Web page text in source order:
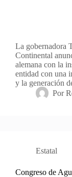
La gobernadora
Continental
alemana con la
entidad con una
y la generación
Por
Estatal
Congreso de